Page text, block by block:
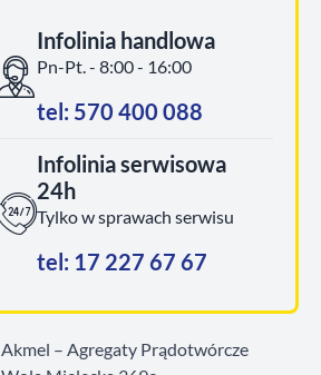
Infolinia handlowa
Pn-Pt. - 8:00 - 16:00
tel: 570 400 088
Infolinia serwisowa
24h
Tylko w sprawach serwisu
tel: 17 227 67 67
Akmel – Agregaty Prądotwórcze